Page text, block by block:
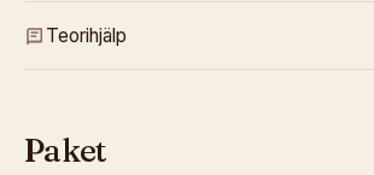
Teorihjälp
Paket